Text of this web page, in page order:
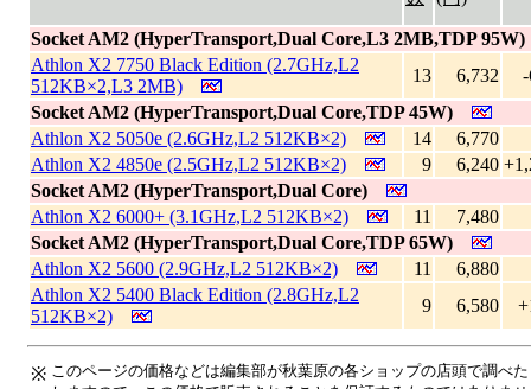
Socket AM2 (HyperTransport,Dual Core,L3 2MB,TDP 95W)
Athlon X2 7750 Black Edition (2.7GHz,L2
512KB×2,L3 2MB)
13 6,732
Socket AM2 (HyperTransport,Dual Core,TDP 45W)
Athlon X2 5050e (2.6GHz,L2 512KB×2)
14
6,770
Athlon X2 4850e (2.5GHz,L2 512KB×2)
9 6,240
Socket AM2 (HyperTransport,Dual Core)
Athlon X2 6000+ (3.1GHz,L2 512KB×2)
11
7,480
Socket AM2 (HyperTransport,Dual Core,TDP 65W)
Athlon X2 5600 (2.9GHz,L2 512KB×2)
11
6,880
Athlon X2 5400 Black Edition (2.8GHz,L2
512KB×2)
9 6,580
※ このページの価格などは編集部が秋葉原の各ショップの店頭で調べ